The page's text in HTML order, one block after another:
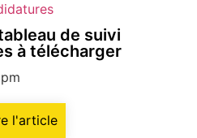
de suivi
à télécharger
l'article